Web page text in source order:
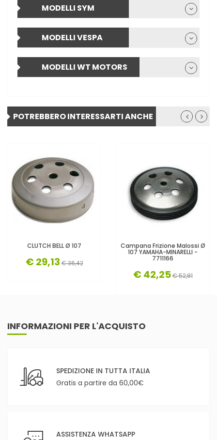
MODELLI SYM
MODELLI VESPA
MODELLI WT MOTORS
POTREBBERO INTERESSARTI ANCHE
CLUTCH BELL Ø 107
€ 29,13 € 36,42
Campana Frizione Malossi Ø
107 YAMAHA-MINARELLI -
7711166
€ 42,25€ 52,81
INFORMAZIONI PER L'ACQUISTO
SPEDIZIONE IN TUTTA ITALIA
Gratis a partire da 60,00€
ASSISTENZA WHATSAPP